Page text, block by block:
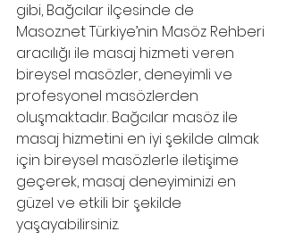
gibi, Bağcılar ilçesinde de
Masoz.net Türkiye’nin Masöz Rehberi
aracılığı ile masaj hizmeti veren
bireysel masözler, deneyimli ve
profesyonel masözlerden
oluşmaktadır. Bağcılar masöz ile
masaj hizmetini en iyi şekilde almak
için bireysel masözlerle iletişime
geçerek, masaj deneyiminizi en
güzel ve etkili bir şekilde
yaşayabilirsiniz.